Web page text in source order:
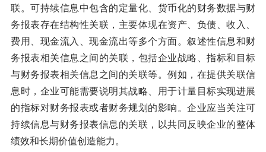
联。可持续信息中包含的定量化、货币化的财务数据与财
务报表存在结构性关联，主要体现在资产、负债、收入、
费用、现金流入、现金流出等多个方面。叙述性信息和财
务报表相关信息之间的关联，包括企业战略、指标和目标
与财务报表相关信息之间的关联等。例如，在提供关联信
息时，企业可能需要说明其战略、用于计量目标实现进展
的指标对财务报表或者财务规划的影响。企业应当关注可
持续信息与财务报表信息的关联，以共同反映企业的整体
绩效和长期价值创造能力。